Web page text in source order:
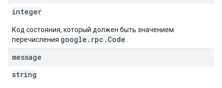
integer
Код состояния, который должен быть значением
перечисления google.rpc.Code
message
string